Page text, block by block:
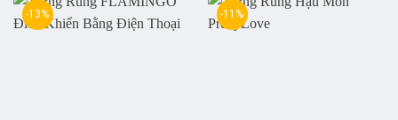
-13% -11%